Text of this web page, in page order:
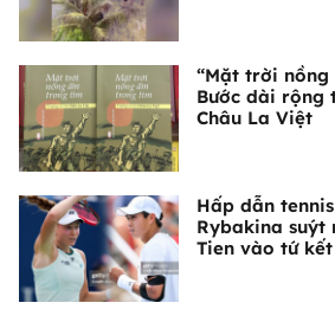
“Mặt trời
Bước dài rộng
Châu La Việt
Hấp dẫn
Rybakina suýt
Tien vào tứ kết